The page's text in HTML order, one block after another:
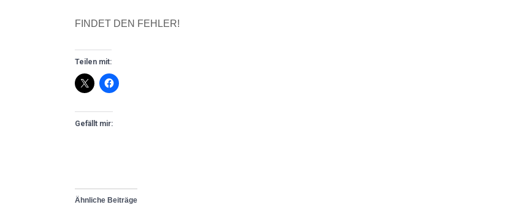
FINDET DEN FEHLER!
Teilen mit:
Gefällt mir:
Ähnliche Beiträge